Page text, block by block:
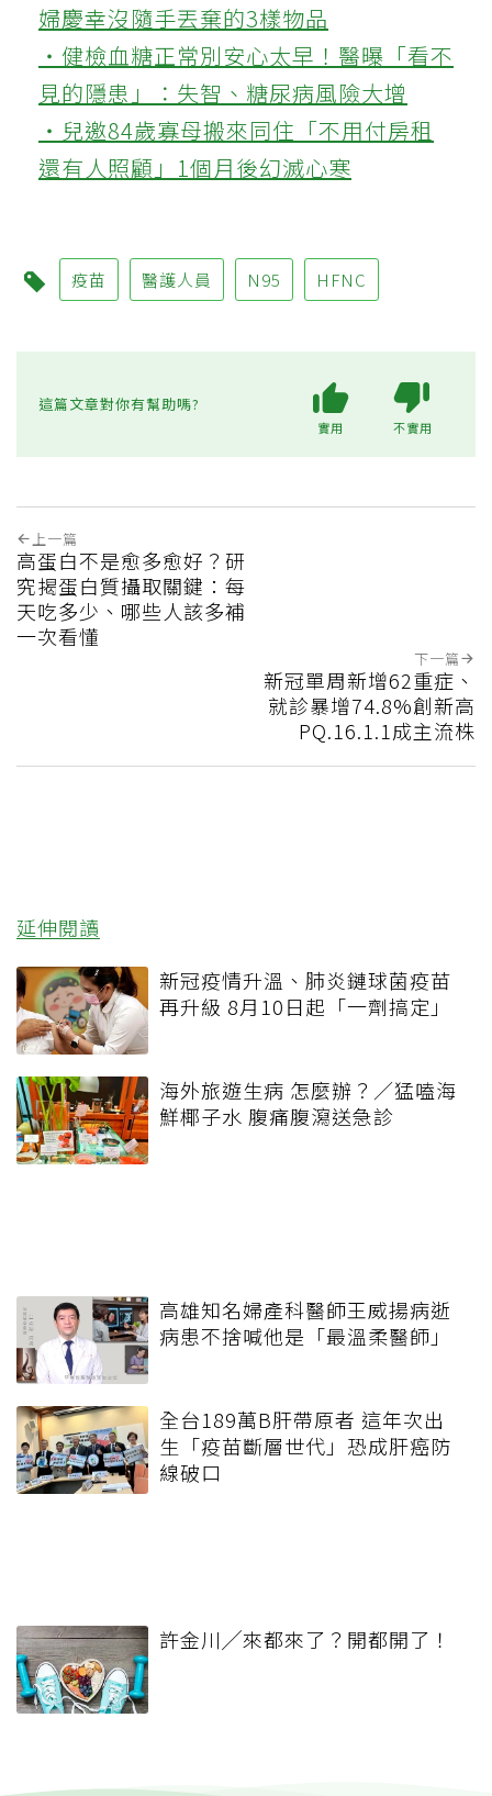
婦慶幸沒隨手丟棄的3樣物品
‧健檢血糖正常別安心太早！醫曝「看不
見的隱患」：失智、糖尿病風險大增
‧兒邀84歲寡母搬來同住「不用付房租
還有人照顧」1個月後幻滅心寒
疫苗 醫護人員 N95 HFNC
這篇文章對你有幫助嗎?
實用 不實用
上一篇
高蛋白不是愈多愈好？研
究揭蛋白質攝取關鍵：每
天吃多少、哪些人該多補
一次看懂
下一篇
新冠單周新增62重症、
就診暴增74.8%創新高
PQ.16.1.1成主流株
延伸閱讀
新冠疫情升溫、肺炎鏈球菌疫苗
再升級 8月10日起「一劑搞定」
海外旅遊生病 怎麼辦？／猛嗑海
鮮椰子水 腹痛腹瀉送急診
高雄知名婦產科醫師王威揚病逝
病患不捨喊他是「最溫柔醫師」
全台189萬B肝帶原者 這年次出
生「疫苗斷層世代」恐成肝癌防
線破口
許金川╱來都來了？開都開了！